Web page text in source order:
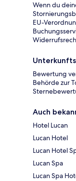
Wenn du
EU-
Bewertung
Behörde zur
Auch
Hotel Lucan
Lucan Hotel
Lucan Hotel
Lucan Spa
Lucan Spa